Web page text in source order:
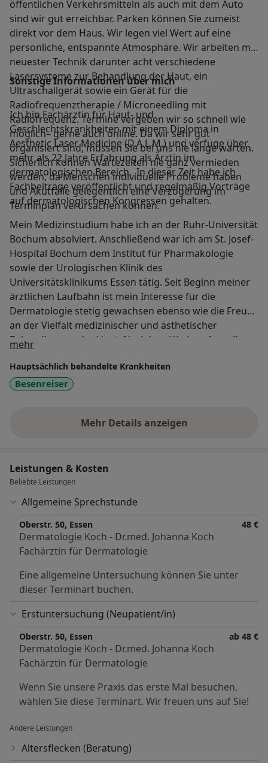
öffentlichen Verkehrsmitteln als auch mit dem Auto
sind wir gut erreichbar. Parken können Sie zumeist
direkt vor dem Haus. Wir legen viel Wert auf eine
persönliche, entspannte Atmosphäre. Wir arbeiten mit
neuester Technik darunter acht verschiedene
Lasersysteme zur Behandlung der Haut, ein
Ultraschallgerät sowie ein Gerät für die
Radiofrequenztherapie / Microneedling mit
Radiofrequenz. Termine vergeben wir so schnell wie
möglich– gerne auch online. Da wir sehr gut
organisiert sind, müssen Sie bei uns nie lange warten.
Sicherlich können Wartezeiten nie ganz vermieden
werden, da Menschen individuelle Probleme haben
und Akutfälle gelegentlich eine Verzögerung im
Terminplan verursachen können.
Sonstige Informationen über mich
Ich bin Fachärztin für Haut- und
Geschlechtskrankheiten mit einem Diploma in
Aesthetic Laser Medicine (D.A.L.M.) und verfüge über
mehr als 22 Jahre Erfahrung als Ärztin im
dermatologischen Bereich. In dieser Zeit habe ich
Fachbeiträge veröffentlicht und regelmäßig Vorträge
auf dermatologischen Kongressen gehalten.
Mein Medizinstudium habe ich an der Ruhr-Universität
Bochum absolviert. Anschließend war ich am St. Josef-
Hospital Bochum dem Institut für Pharmakologie
sowie der Urologischen Klinik des
Universitätsklinikums Essen tätig. Seit Beginn meiner
ärztlichen Laufbahn ist mein Interesse für die
Dermatologie stetig gewachsen ebenso wie die Freude
an der Vielfalt medizinischer und ästhetischer
Behandlungen der Haut. Nach langjähriger Anstellung
wechselte ich an die Hautklinik des Klinikums
Lüdenscheid. 2021 habe ich schließlich meine eigene
mehrÜber mich
Hauptsächlich behandelte Krankheiten
Besenreiser
Mehr Details anzeigen
über Erfahrungen
Leistungen & Kosten
Beliebte Leistungen
Allgemeine Sprechstunde
Oberstr. 50, Essen 48 €
Dermatologie Koch - Dr.med. Johanna Koch
Fachärztin für Dermatologie
Eine allgemeine Untersuchung können Sie unter
dieser Terminart buchen.
Erstuntersuchung (Neupatient/in)
Oberstr. 50, Essen ab 48 €
Dermatologie Koch - Dr.med. Johanna Koch
Fachärztin für Dermatologie
Wenn Sie unsere Praxis das erste Mal besuchen,
wählen Sie diese Terminart. Wir freuen uns auf Sie!
Andere Leistungen
Altersflecken (Beratung)